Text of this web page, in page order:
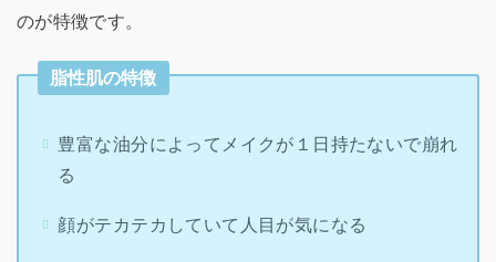
のが特徴です。
脂性肌の特徴
豊富な油分によってメイクが１日持たないで崩れ
る
顔がテカテカしていて人目が気になる